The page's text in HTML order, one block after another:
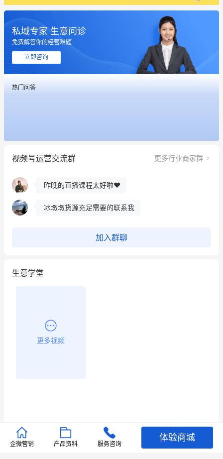
私域专家 生意问诊
免费解答你的经营难题
立即咨询
热门问答
视频号运营交流群 更多行业商家群
用有赞就能在微信、小红书同时经营了
餐饮也得靠私域和服务提高竞争力
昨晚的直播课程太好啦❤️
冰墩墩货源充足需要的联系我
加入群聊
生意学堂
更多视频
推荐文章
企微营销 产品资料 服务咨询
体验商城